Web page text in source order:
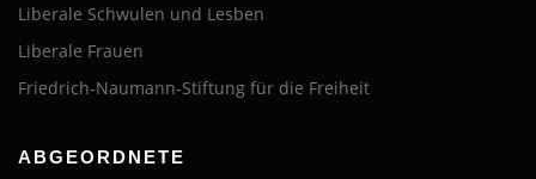
Liberale Schwulen und Lesben
Liberale Frauen
Friedrich-Naumann-Stiftung für die Freiheit
ABGEORDNETE